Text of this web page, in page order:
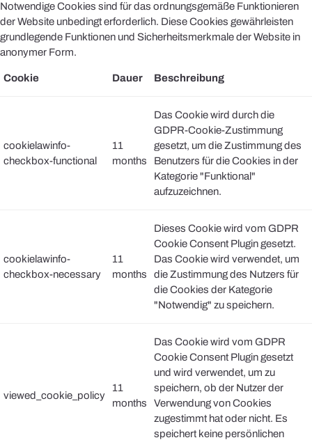
Notwendige Cookies sind für das ordnungsgemäße Funktionieren
der Website unbedingt erforderlich. Diese Cookies gewährleisten
grundlegende Funktionen und Sicherheitsmerkmale der Website in
anonymer Form.
Cookie Dauer Beschreibung
cookielawinfo-
checkbox-functional
11
months
Das Cookie wird durch die
GDPR-Cookie-Zustimmung
gesetzt, um die Zustimmung des
Benutzers für die Cookies in der
Kategorie "Funktional"
aufzuzeichnen.
cookielawinfo-
checkbox-necessary
11
months
Dieses Cookie wird vom GDPR
Cookie Consent Plugin gesetzt.
Das Cookie wird verwendet, um
die Zustimmung des Nutzers für
die Cookies der Kategorie
"Notwendig" zu speichern.
viewed_cookie_policy
11
months
Das Cookie wird vom GDPR
Cookie Consent Plugin gesetzt
und wird verwendet, um zu
speichern, ob der Nutzer der
Verwendung von Cookies
zugestimmt hat oder nicht. Es
speichert keine persönlichen